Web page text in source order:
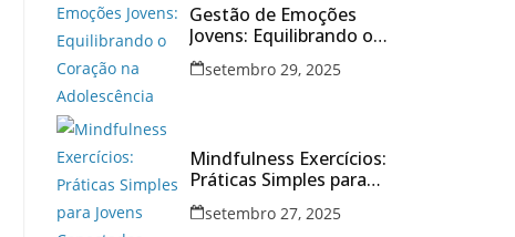
Gestão de Emoções
Jovens: Equilibrando o
Coração na Adolescência
setembro 29, 2025
Mindfulness Exercícios:
Práticas Simples para
Jovens Conectados
setembro 27, 2025